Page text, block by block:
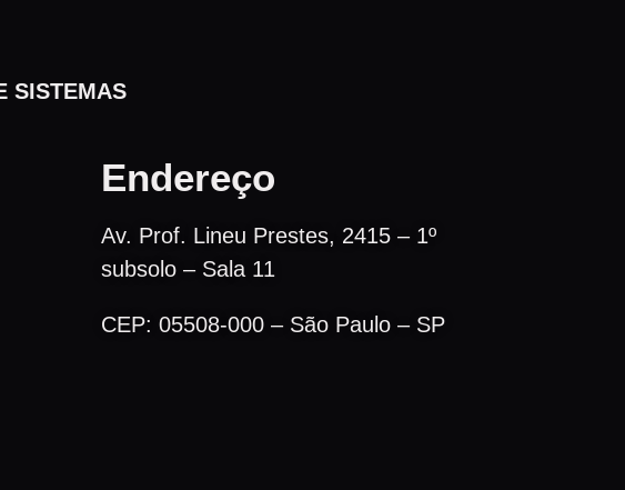
SISTEMAS​
Endereço
Av. Prof. Lineu Prestes, 2415 – 1º
subsolo – Sala 11
CEP: 05508-000 – São Paulo – SP